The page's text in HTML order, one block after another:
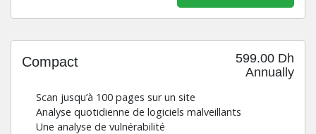
599.00 Dh
Annually
Compact
Scan jusqu’à 100 pages sur un site
Analyse quotidienne de logiciels malveillants
Une analyse de vulnérabilité